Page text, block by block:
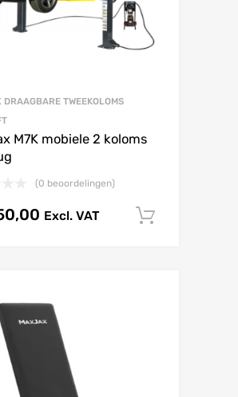
TWEEKOLOMS
M7K mobiele 2 koloms
(0 beoordelingen)
Excl. VAT